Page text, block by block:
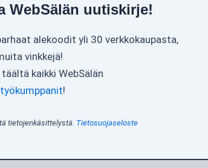
WebSälän uutiskirje!
alekoodit yli 30 verkkokaupasta,
vinkkejä!
kaikki WebSälän
!
tietojenkäsittelystä. Tietosuojaseloste